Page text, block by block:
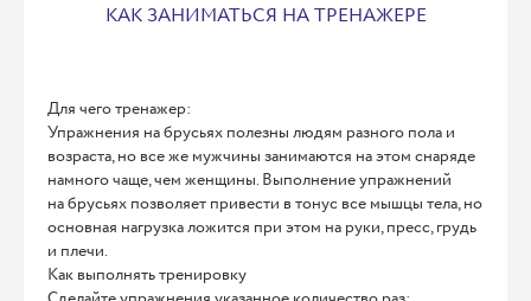
КАК ЗАНИМАТЬСЯ НА ТРЕНАЖЕРЕ
Для чего тренажер:
Упражнения на брусьях полезны людям разного пола и
возраста, но все же мужчины занимаются на этом снаряде
намного чаще, чем женщины. Выполнение упражнений
на брусьях позволяет привести в тонус все мышцы тела, но
основная нагрузка ложится при этом на руки, пресс, грудь
и плечи.
Как выполнять тренировку